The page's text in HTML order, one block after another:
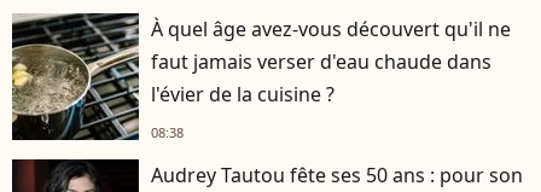
À quel âge avez-vous découvert qu'il ne
faut jamais verser d'eau chaude dans
l'évier de la cuisine ?
08:38
Audrey Tautou fête ses 50 ans : pour son